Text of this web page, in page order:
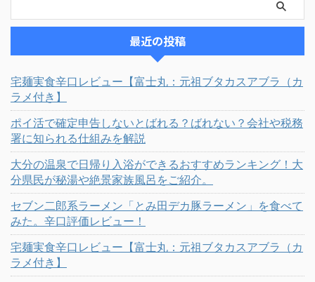
最近の投稿
宅麺実食辛口レビュー【富士丸：元祖ブタカスアブラ（カ
ラメ付き】
ポイ活で確定申告しないとばれる？ばれない？会社や税務
署に知られる仕組みを解説
大分の温泉で日帰り入浴ができるおすすめランキング！大
分県民が秘湯や絶景家族風呂をご紹介。
セブン二郎系ラーメン「とみ田デカ豚ラーメン」を食べて
みた。辛口評価レビュー！
宅麺実食辛口レビュー【富士丸：元祖ブタカスアブラ（カ
ラメ付き】